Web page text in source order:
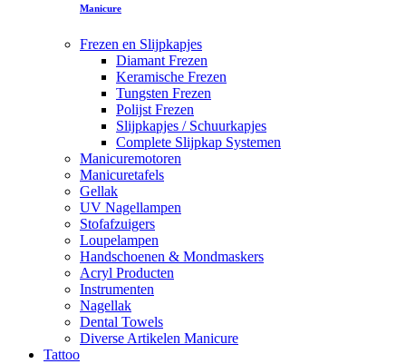
Manicure
Frezen en Slijpkapjes
Diamant Frezen
Keramische Frezen
Tungsten Frezen
Polijst Frezen
Slijpkapjes / Schuurkapjes
Complete Slijpkap Systemen
Manicuremotoren
Manicuretafels
Gellak
UV Nagellampen
Stofafzuigers
Loupelampen
Handschoenen & Mondmaskers
Acryl Producten
Instrumenten
Nagellak
Dental Towels
Diverse Artikelen Manicure
Tattoo